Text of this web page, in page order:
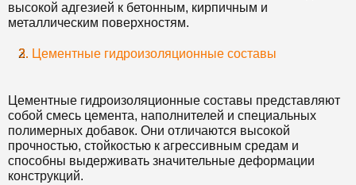
высокой адгезией к бетонным, кирпичным и
металлическим поверхностям.
Цементные гидроизоляционные составы
Цементные гидроизоляционные составы представляют
собой смесь цемента, наполнителей и специальных
полимерных добавок. Они отличаются высокой
прочностью, стойкостью к агрессивным средам и
способны выдерживать значительные деформации
конструкций.